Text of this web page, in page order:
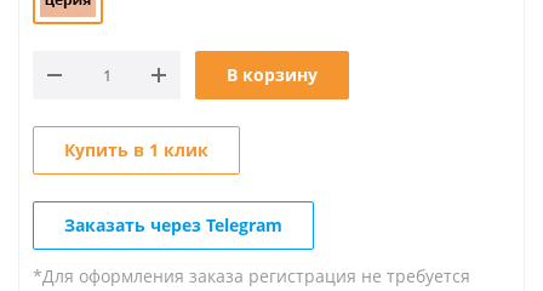
В корзину
Купить в 1 клик
Заказать через Telegram
*Для оформления заказа регистрация не требуется